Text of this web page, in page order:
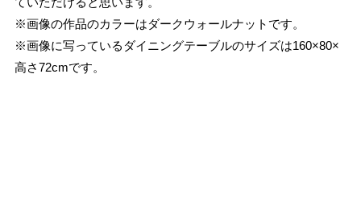
※画像の作品のカラーはダークウォールナットです。
※画像に写っているダイニングテーブルのサイズは160×80×
高さ72cmです。